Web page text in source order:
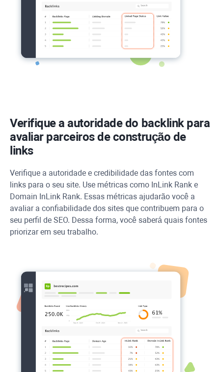
Verifique a autoridade do backlink para
avaliar parceiros de construção de
links
Verifique a autoridade e credibilidade das fontes com
links para o seu site. Use métricas como InLink Rank e
Domain InLink Rank. Essas métricas ajudarão você a
avaliar a confiabilidade dos sites que contribuem para o
seu perfil de SEO. Dessa forma, você saberá quais fontes
priorizar em seu trabalho.